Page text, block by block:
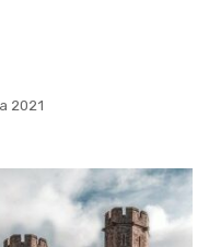
2021